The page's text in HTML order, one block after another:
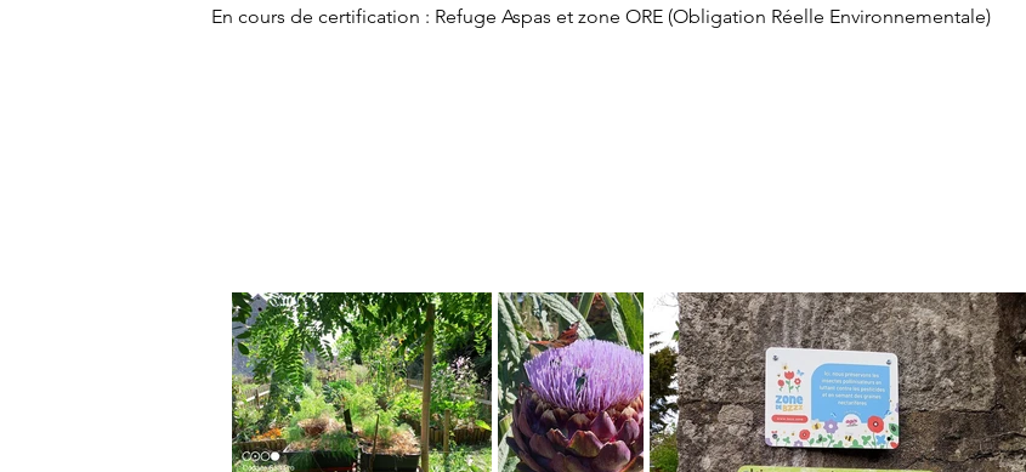
En cours de certification : Refuge Aspas et zone ORE (Obligation Réelle Environnementale)